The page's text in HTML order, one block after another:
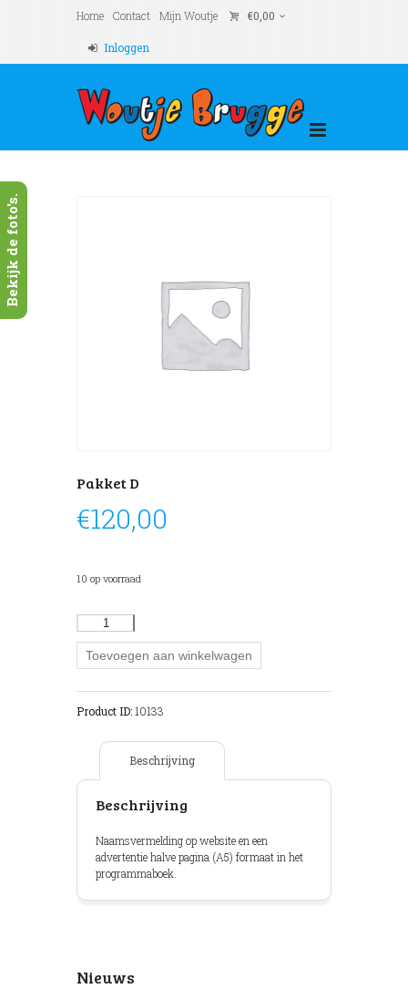
Home Contact Mijn Woutje €0,00
Inloggen
Pakket D
€120,00
10 op voorraad
Pakket
D
hoeveelheid
Toevoegen aan winkelwagen
Product ID:10133
Beschrijving
Beschrijving
Naamsvermelding op website en een
advertentie halve pagina (A5) formaat in het
programmaboek.
Nieuws
Bekijk de foto's.